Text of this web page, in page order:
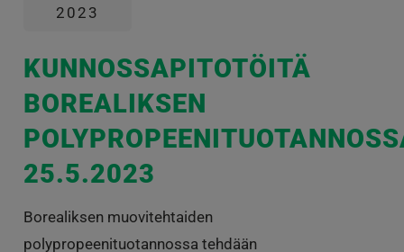
2023
KUNNOSSAPITOTÖITÄ
BOREALIKSEN
25.5.2023
Borealiksen muovitehtaiden
polypropeenituotannossa tehdään